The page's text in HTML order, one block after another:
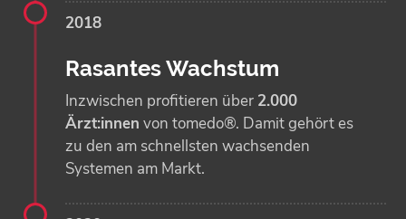
2018
Rasantes Wachstum
Inzwischen profitieren über 2.000
Ärzt:innen von tomedo®. Damit gehört es
zu den am schnellsten wachsenden
Systemen am Markt.